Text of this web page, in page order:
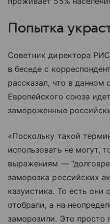
Попытка
Советник директора
в беседе с
рассказал, что в данном
Европейского союза
замороженные
«Поскольку такой
использовать не могут,
выражениям —
заморозка российских
казуистика. То есть они
отобрали, а на
заморозили. Это просто